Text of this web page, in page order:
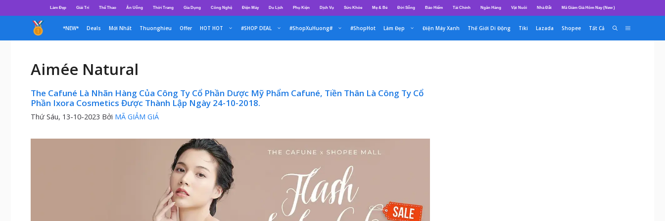
đến
dung
Làm Đẹp Giải Trí Thể Thao Ăn Uống Thời Trang Gia Dụng Công Nghệ Điện Máy Du Lịch Phụ Kiện Dịch Vụ Sức Khỏe Mẹ & Bé Đời Sống Bảo Hiểm Tài Chính Ngân Hàng Vật Nuôi Nhà Đất Mã Giảm Giá Hôm Nay (New )
*NEW* Deals Mới Nhất Thuonghieu Offer HOT HOT #SHOP DEAL #ShopXuHuong# #ShopHot Làm Đẹp Điện Máy Xanh Thế Giới Di Động Tiki Lazada Shopee Tất Cả
Aimée Natural
The Cafuné Là Nhãn Hàng Của Công Ty Cổ Phần Dược Mỹ Phẩm Cafuné, Tiền Thân Là Công Ty Cổ
Phần Ixora Cosmetics Được Thành Lập Ngày 24-10-2018.
Thứ Sáu, 13-10-2023 Bởi MÃ GIẢM GIÁ